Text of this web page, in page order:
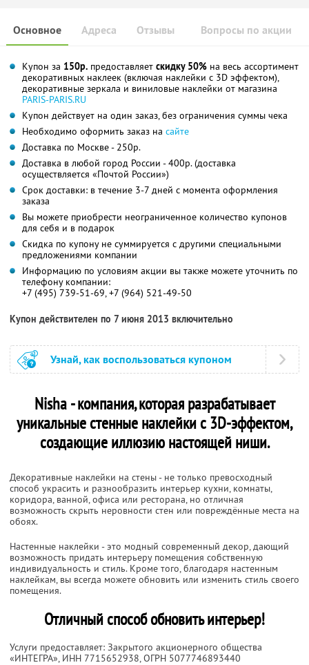
Основное Отзывы Вопросы по акции
Адреса
Купон за 150р. предоставляет скидку 50% на весь ассортимент
декоративных наклеек (включая наклейки с 3D эффектом),
декоративные зеркала и виниловые наклейки от магазина
PARIS-PARIS.RU
Купон действует на один заказ, без ограничения суммы чека
Необходимо оформить заказ на сайте
Доставка по Москве - 250р.
Доставка в любой город России - 400р. (доставка
осуществляется «Почтой России»)
Срок доставки: в течение 3-7 дней с момента оформления
заказа
Вы можете приобрести неограниченное количество купонов
для себя и в подарок
Скидка по купону не суммируется с другими специальными
предложениями компании
Информацию по условиям акции вы также можете уточнить по
телефону компании:
+7 (495) 739-51-69, +7 (964) 521-49-50
Купон действителен по 7 июня 2013 включительно
Узнай, как воспользоваться купоном
Nisha - компания, которая разрабатывает
уникальные стенные наклейки с 3D-эффектом,
создающие иллюзию настоящей ниши.
Декоративные наклейки на стены - не только превосходный
способ украсить и разнообразить интерьер кухни, комнаты,
коридора, ванной, офиса или ресторана, но отличная
возможность скрыть неровности стен или повреждённые места на
обоях.
Настенные наклейки - это модный современный декор, дающий
возможность придать интерьеру помещения собственную
индивидуальность и стиль. Кроме того, благодаря настенным
наклейкам, вы всегда можете обновить или изменить стиль своего
помещения.
Отличный способ обновить интерьер!
Услуги предоставляет: Закрытого акционерного общества
«ИНТЕГРА», ИНН 7715652938, ОГРН 5077746893440